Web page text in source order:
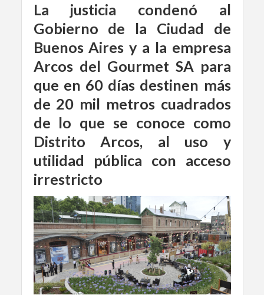
La justicia condenó al
Gobierno de la Ciudad de
Buenos Aires y a la empresa
Arcos del Gourmet SA para
que en 60 días destinen más
de 20 mil metros cuadrados
de lo que se conoce como
Distrito Arcos, al uso y
utilidad pública con acceso
irrestricto